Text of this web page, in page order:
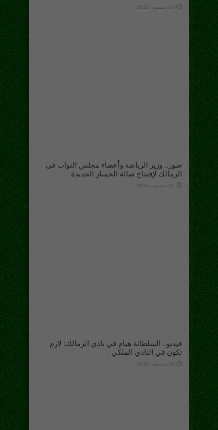
18 ديسمبر، 2018
صور.. وزير الرياضة وأعضاء مجلس النواب فى
الزمالك لإفتتاح صالة الجمباز الجديدة
14 ديسمبر، 2018
فيديو.. السلطانة هيام في نادي الزمالك: لازم
تكون في النادي الملكي
13 ديسمبر، 2018